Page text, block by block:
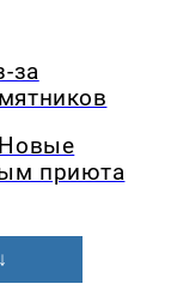
за
приюта